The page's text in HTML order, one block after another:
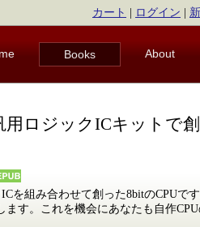
カート ログイン
Books About
ロジックICキットで創
を組み合わせて創った8bitのCPUで
ます。これを機会にあなたも自作